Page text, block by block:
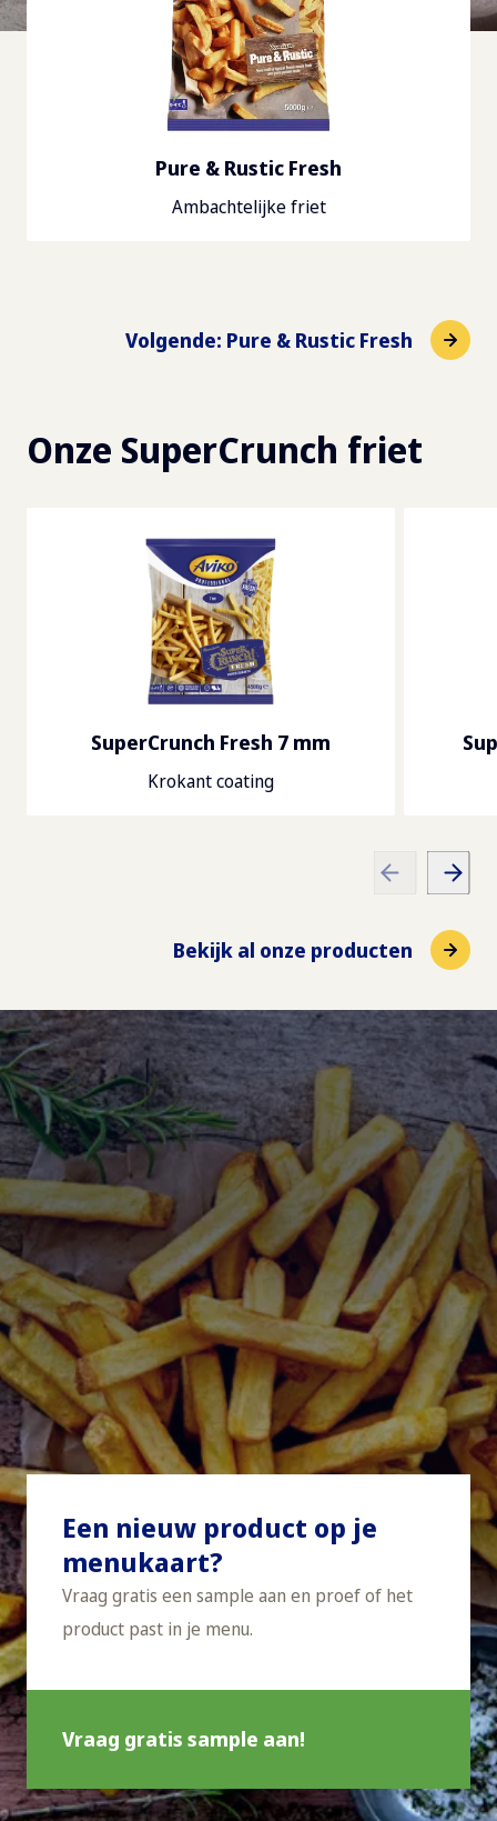
Volgende: Pure & Rustic Fresh
Pure & Rustic Fresh
Ambachtelijke friet
Onze SuperCrunch friet
SuperCrunch Fresh 7 mm
Krokant coating
Bekijk al onze producten
Een nieuw product op je
menukaart?
Vraag gratis een sample aan en proef of het
product past in je menu.
Vraag gratis sample aan!